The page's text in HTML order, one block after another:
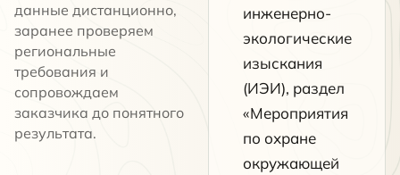
данные дистанционно,
заранее проверяем
региональные
требования и
сопровождаем
заказчика до понятного
результата.
инженерно-
экологические
изыскания
(ИЭИ), раздел
«Мероприятия
по охране
окружающей